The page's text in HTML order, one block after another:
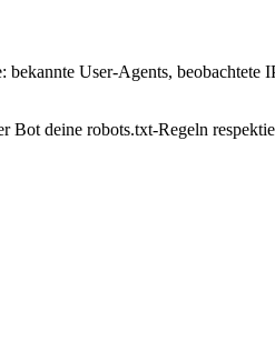
User-Agents, beobachtete
Bot deine robots.txt-Regeln